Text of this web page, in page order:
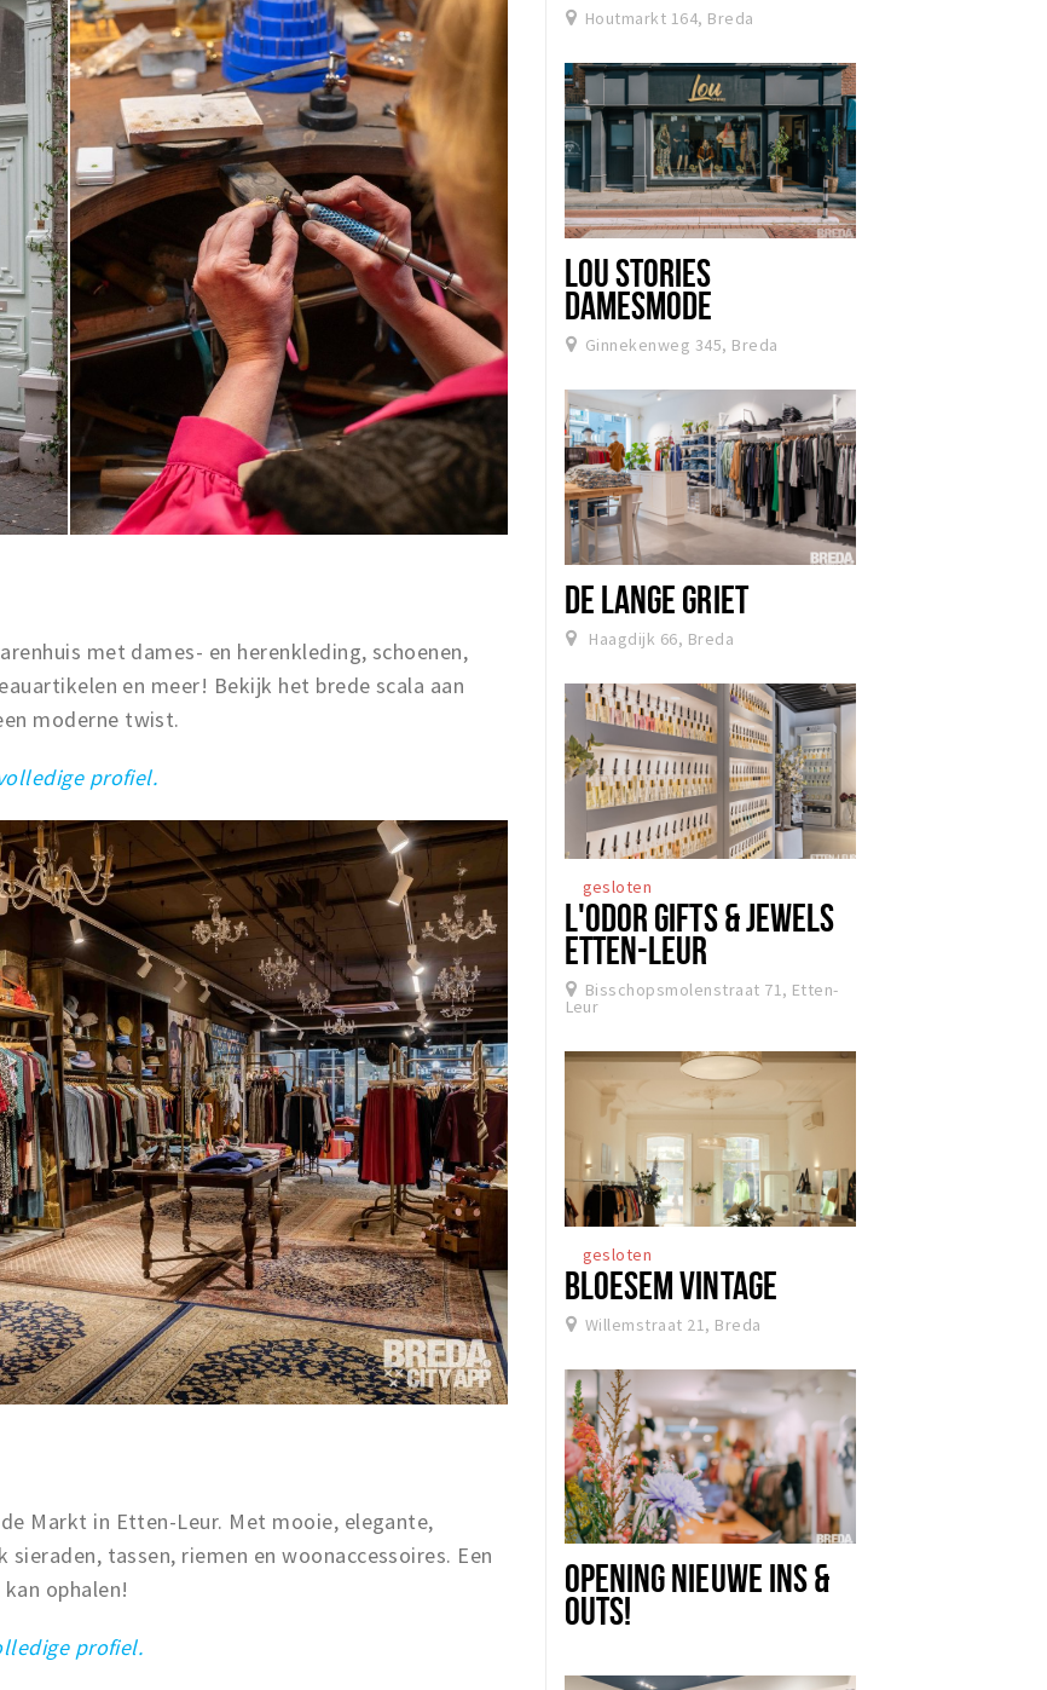
met dames- en herenkleding, schoenen,
en meer! Bekijk het brede scala aan
moderne twist.
profiel.
Markt in Etten-Leur. Met mooie, elegante,
tassen, riemen en woonaccessoires. Een
ophalen!
profiel.
Houtmarkt 164, Breda
LOU STORIES
DAMESMODE
Ginnekenweg 345, Breda
DE LANGE GRIET
Haagdijk 66, Breda
gesloten
L'ODOR GIFTS & JEWELS
ETTEN-LEUR
Bisschopsmolenstraat 71, Etten-
Leur
gesloten
BLOESEM VINTAGE
Willemstraat 21, Breda
OPENING NIEUWE INS &
OUTS!